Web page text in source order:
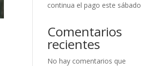
continua el pago este sábado
Comentarios
recientes
No hay comentarios que